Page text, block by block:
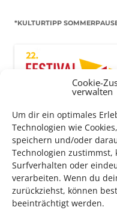
Cookie-
verwalten
Um dir ein optimales
Technologien wie
speichern und/oder
Technologien zustimmst,
Surfverhalten oder
verarbeiten. Wenn du
zurückziehst, können
beeinträchtigt werden.
*KULTURTIPP
Auch dieses Jahr findet
Filmsin Ludwigshafen
Vom 19. August bist zum